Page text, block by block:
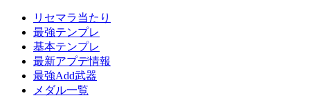
リセマラ当たり
最強テンプレ
基本テンプレ
最新アプデ情報
最強Add武器
メダル一覧